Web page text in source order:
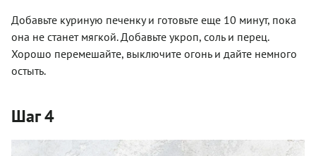
Добавьте куриную печенку и готовьте еще 10 минут, пока
она не станет мягкой. Добавьте укроп, соль и перец.
Хорошо перемешайте, выключите огонь и дайте немного
остыть.
Шаг 4